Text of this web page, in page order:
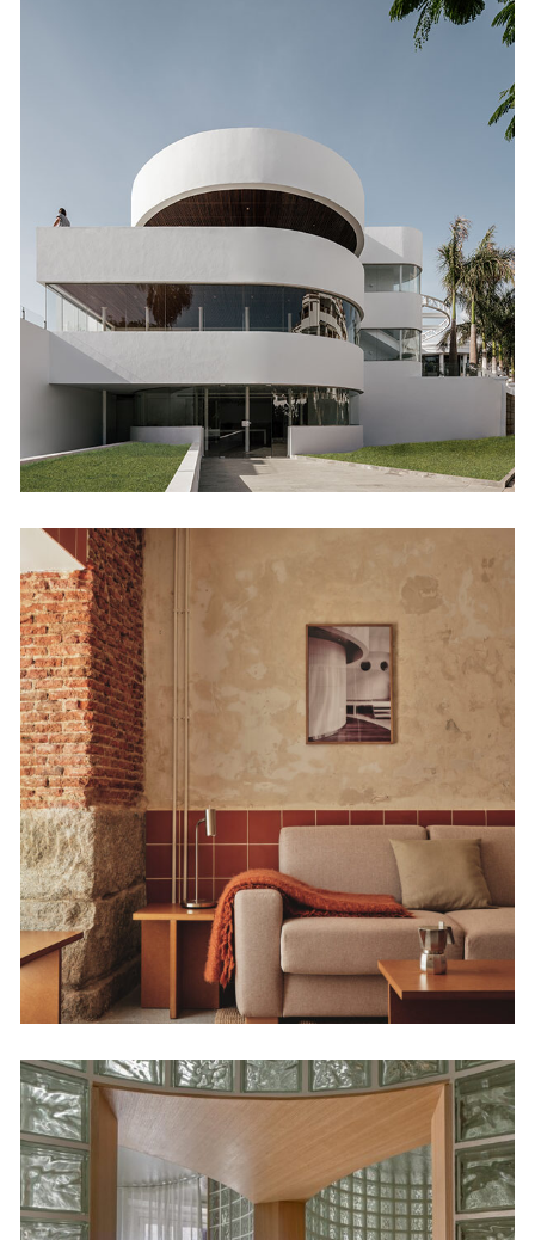
Flamingo Club
Apartamentos Conde
Duque
Viviendas